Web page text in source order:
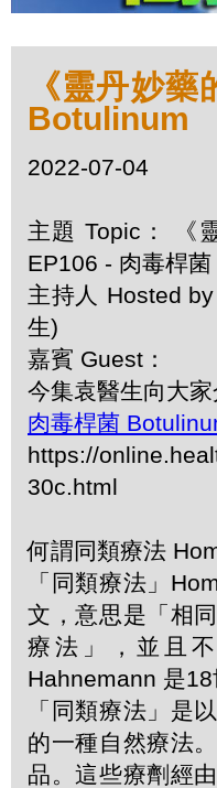
《靈丹妙
Botulinum
2022-07-04
主題 Topic： 《
EP106 - 肉毒桿
主持人 Hosted
生)
嘉賓 Guest：
今集袁醫生向大
肉毒桿菌
https://
30c.html
何謂同類療法
「同類療法」
文，意思是「相
療法」，並且
Hahnemann 是18
「同類療法」是
的一種自然療法
品。這些療劑經